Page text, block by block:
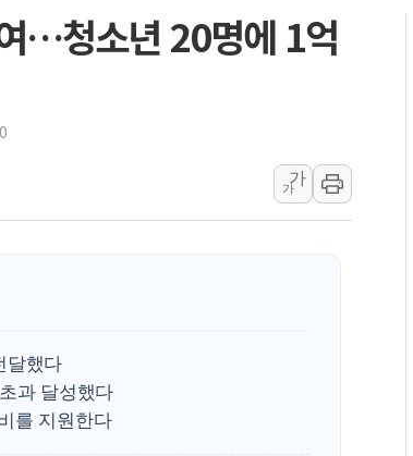
국내 최대 400MW 규모 해남
카카오, 'AI 수익화' 내년 상반기
일 안 하고 '초과근무 수당' 챙
토마토시스템 조길주·이강찬
美중간선거 '색깔론' 덧씌우는
보훈부, 내년 워싱턴서 첫 '국
가온전선, 싱가포르 도시철도
정점식, '부산 돌려차기' 부적
…청소년 20명에 1억
가
가
달했다
과 달성했다
를 지원한다